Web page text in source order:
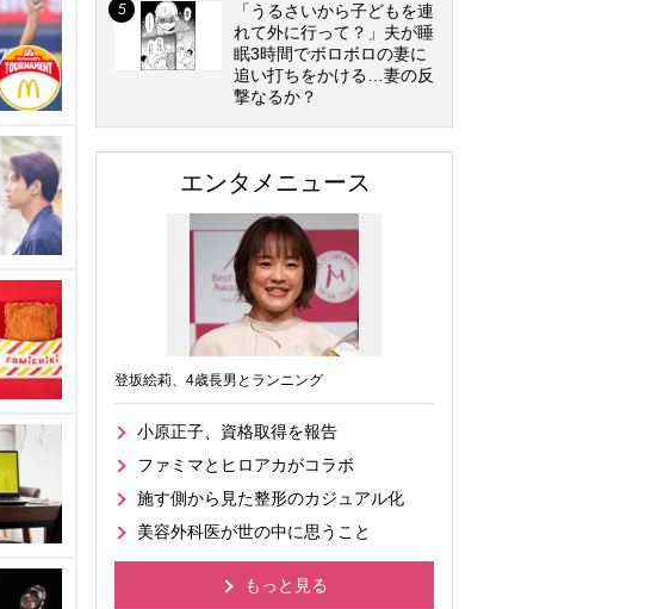
「うるさいから子どもを連
れて外に行って？」夫が睡
眠3時間でボロボロの妻に
追い打ちをかける…妻の反
撃なるか？
エンタメニュース
登坂絵莉、4歳長男とランニング
小原正子、資格取得を報告
ファミマとヒロアカがコラボ
施す側から見た整形のカジュアル化
美容外科医が世の中に思うこと
もっと見る